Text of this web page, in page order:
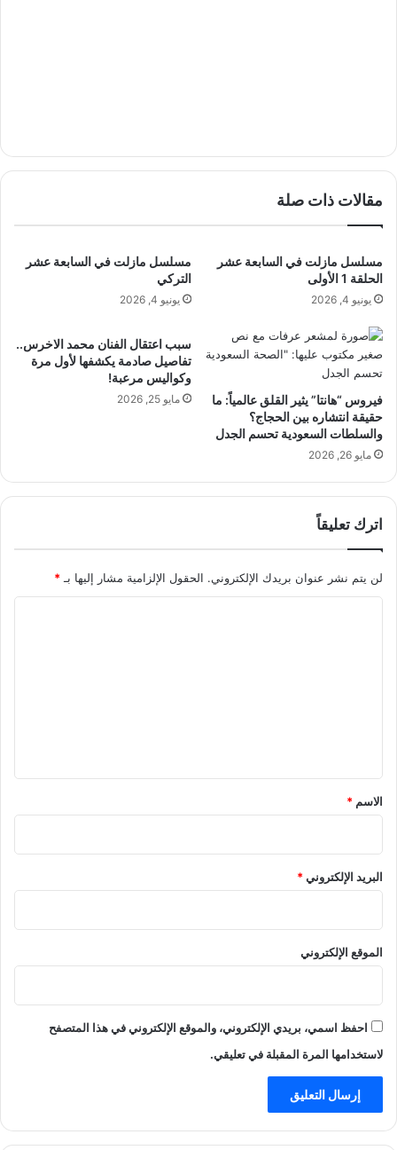
مقالات ذات صلة
مسلسل مازلت في السابعة عشر
الحلقة 1 الأولى
يونيو 4, 2026
مسلسل مازلت في السابعة عشر
التركي
يونيو 4, 2026
فيروس “هانتا” يثير القلق عالمياً: ما
حقيقة انتشاره بين الحجاج؟
والسلطات السعودية تحسم الجدل
مايو 26, 2026
سبب اعتقال الفنان محمد الاخرس..
تفاصيل صادمة يكشفها لأول مرة
وكواليس مرعبة!
مايو 25, 2026
اترك تعليقاً
لن يتم نشر عنوان بريدك الإلكتروني. الحقول الإلزامية مشار إليها بـ *
*
الاسم *
البريد الإلكتروني*
الموقع الإلكتروني
احفظ اسمي، بريدي الإلكتروني، والموقع الإلكتروني في هذا المتصفح
لاستخدامها المرة المقبلة في تعليقي.